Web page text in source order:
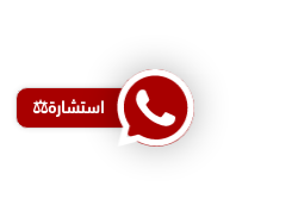
استشارة⚖️